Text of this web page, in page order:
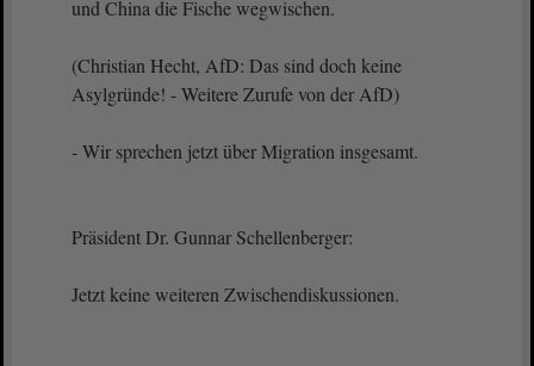
und China die Fische wegwischen.
(Christian Hecht, AfD: Das sind doch keine
Asylgründe! - Weitere Zurufe von der AfD)
- Wir sprechen jetzt über Migration insgesamt.
Präsident Dr. Gunnar Schellenberger:
Jetzt keine weiteren Zwischendiskussionen.